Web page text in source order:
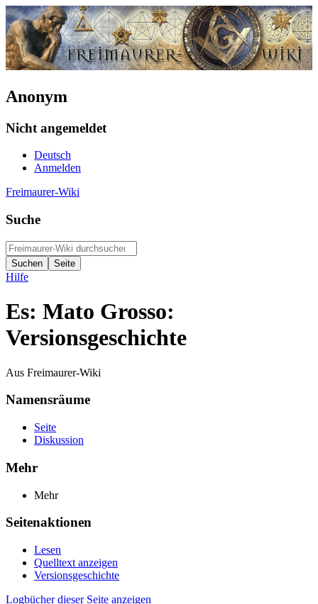
Anonym
Nicht angemeldet
Deutsch
Anmelden
Freimaurer-Wiki
Suche
Hilfe
Es: Mato Grosso:
Versionsgeschichte
Aus Freimaurer-Wiki
Namensräume
Seite
Diskussion
Mehr
Mehr
Seitenaktionen
Lesen
Quelltext anzeigen
Versionsgeschichte
Logbücher dieser Seite anzeigen